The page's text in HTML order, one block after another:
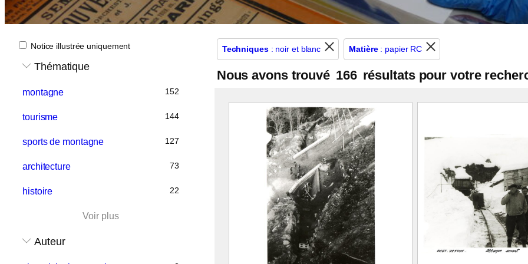
Notice illustrée uniquement
Thématique
montagne 152
tourisme 144
sports de montagne 127
architecture 73
histoire 22
Voir plus
Auteur
Techniques: noir et blanc Matière: papier RC
Nous avons trouvé 166 résultats pour votre